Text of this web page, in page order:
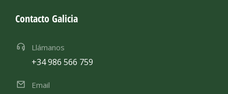
Contacto Galicia
Llámanos
+34 986 566 759
Email